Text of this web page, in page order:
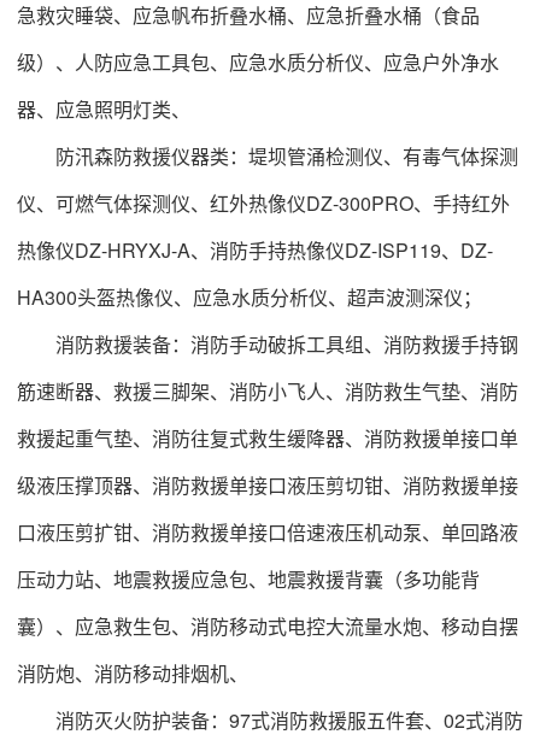
急救灾睡袋、应急帆布折叠水桶、应急折叠水桶（食品
级）、人防应急工具包、应急水质分析仪、应急户外净水
器、应急照明灯类、
防汛森防救援仪器类：堤坝管涌检测仪、有毒气体探测
仪、可燃气体探测仪、红外热像仪DZ-300PRO、手持红外
热像仪DZ-HRYXJ-A、消防手持热像仪DZ-ISP119、DZ-
HA300头盔热像仪、应急水质分析仪、超声波测深仪；
消防救援装备：消防手动破拆工具组、消防救援手持钢
筋速断器、救援三脚架、消防小飞人、消防救生气垫、消防
救援起重气垫、消防往复式救生缓降器、消防救援单接口单
级液压撑顶器、消防救援单接口液压剪切钳、消防救援单接
口液压剪扩钳、消防救援单接口倍速液压机动泵、单回路液
压动力站、地震救援应急包、地震救援背囊（多功能背
囊）、应急救生包、消防移动式电控大流量水炮、移动自摆
消防炮、消防移动排烟机、
消防灭火防护装备：97式消防救援服五件套、02式消防